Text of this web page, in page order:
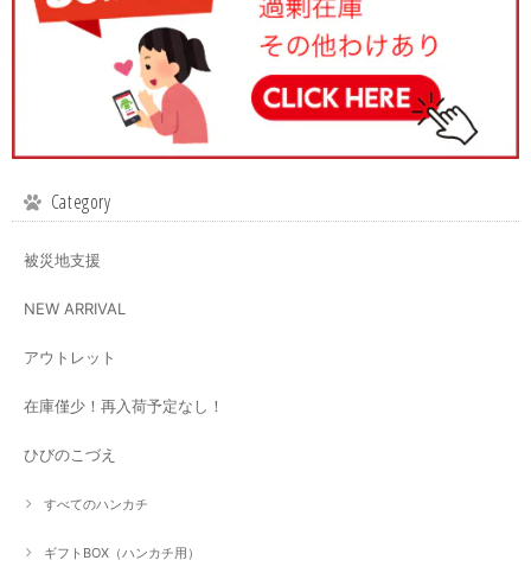
Category
被災地支援
NEW ARRIVAL
アウトレット
在庫僅少！再入荷予定なし！
ひびのこづえ
すべてのハンカチ
ギフトBOX（ハンカチ用）